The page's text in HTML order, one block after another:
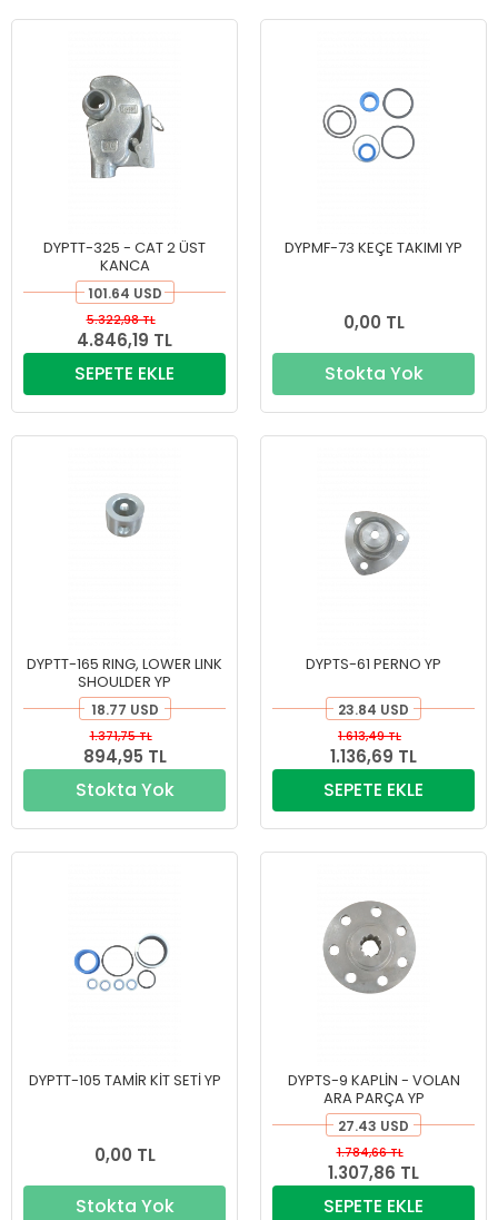
DYPTT-325 - CAT 2 ÜST
KANCA
101.64 USD
4.846,19 TL
5.322,98 TL
SEPETE EKLE
DYPMF-73 KEÇE TAKIMI YP
0,00 TL
Stokta Yok
DYPTT-165 RING, LOWER LINK
SHOULDER YP
18.77 USD
894,95 TL
1.371,75 TL
Stokta Yok
DYPTS-61 PERNO YP
23.84 USD
1.136,69 TL
1.613,49 TL
SEPETE EKLE
DYPTT-105 TAMİR KİT SETİ YP
0,00 TL
Stokta Yok
DYPTS-9 KAPLİN - VOLAN
ARA PARÇA YP
27.43 USD
1.307,86 TL
1.784,66 TL
SEPETE EKLE